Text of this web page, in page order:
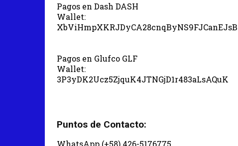
Pagos en Dash DASH
Wallet:
XbViHmpXKRJDyCA28cnqByNS9FJCanEJsB
Pagos en Glufco GLF
Wallet:
3P3yDK2Ucz5ZjquK4JTNGjD1r483aLsAQuK
Puntos de Contacto:
WhatsApp (+58) 426-5176775